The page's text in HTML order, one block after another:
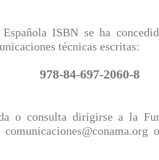
ISBN se ha
técnicas escritas:
978-84-697-2060-8
o consulta dirigirse a la
comunicaciones@conama.org